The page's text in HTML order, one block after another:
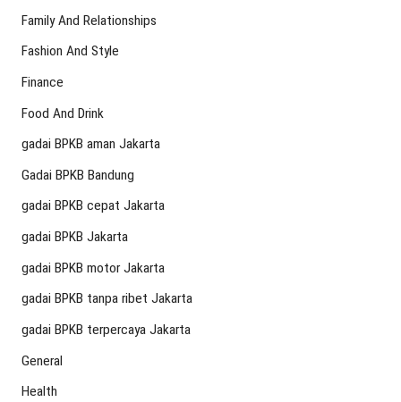
Family And Relationships
Fashion And Style
Finance
Food And Drink
gadai BPKB aman Jakarta
Gadai BPKB Bandung
gadai BPKB cepat Jakarta
gadai BPKB Jakarta
gadai BPKB motor Jakarta
gadai BPKB tanpa ribet Jakarta
gadai BPKB terpercaya Jakarta
General
Health